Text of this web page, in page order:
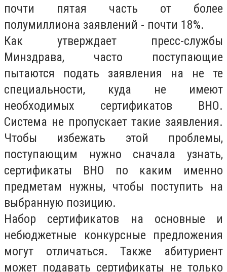
почти пятая часть от более
полумиллиона заявлений - почти 18%.
Как утверждает пресс-службы
Минздрава, часто поступающие
пытаются подать заявления на не те
специальности, куда не имеют
необходимых сертификатов ВНО.
Система не пропускает такие заявления.
Чтобы избежать этой проблемы,
поступающим нужно сначала узнать,
сертификаты ВНО по каким именно
предметам нужны, чтобы поступить на
выбранную позицию.
Набор сертификатов на основные и
небюджетные конкурсные предложения
могут отличаться. Также абитуриент
может подавать сертификаты не только